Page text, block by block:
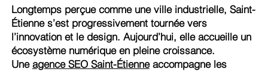
Longtemps perçue comme une ville industrielle, Saint-
Étienne s’est progressivement tournée vers
l’innovation et le design. Aujourd’hui, elle accueille un
écosystème numérique en pleine croissance.
Uneagence SEO Saint-Étienneaccompagne les